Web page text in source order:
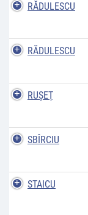
RĂDULESCU
RĂDULESCU
RUŞEŢ
SBÎRCIU
STAICU